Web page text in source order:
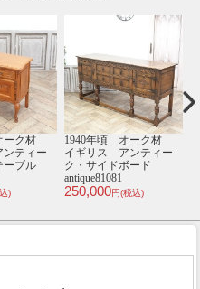
ーク材
ティー
ット
込)
1930年頃 オーク材
フランス アンティー
ク・チェスト
antique65493
59,000円(税込)